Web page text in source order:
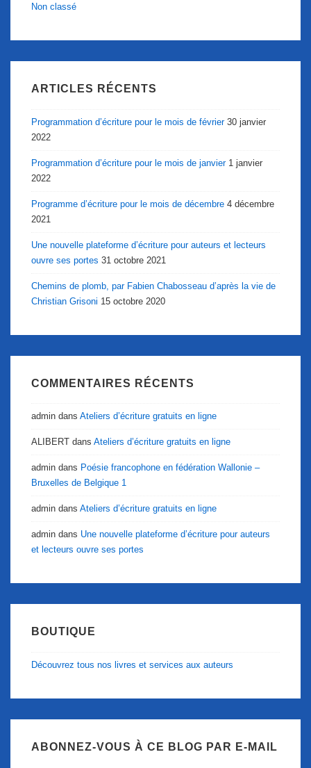
Non classé
ARTICLES RÉCENTS
Programmation d’écriture pour le mois de février 30 janvier
2022
Programmation d’écriture pour le mois de janvier 1 janvier
2022
Programme d’écriture pour le mois de décembre 4 décembre
2021
Une nouvelle plateforme d’écriture pour auteurs et lecteurs
ouvre ses portes 31 octobre 2021
Chemins de plomb, par Fabien Chabosseau d’après la vie de
Christian Grisoni 15 octobre 2020
COMMENTAIRES RÉCENTS
admin dans Ateliers d’écriture gratuits en ligne
ALIBERT dans Ateliers d’écriture gratuits en ligne
admin dans Poésie francophone en fédération Wallonie –
Bruxelles de Belgique 1
admin dans Ateliers d’écriture gratuits en ligne
admin dans Une nouvelle plateforme d’écriture pour auteurs
et lecteurs ouvre ses portes
BOUTIQUE
Découvrez tous nos livres et services aux auteurs
ABONNEZ-VOUS À CE BLOG PAR E-MAIL